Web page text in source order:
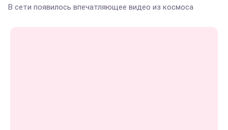
В сети появилось впечатляющее видео из космоса